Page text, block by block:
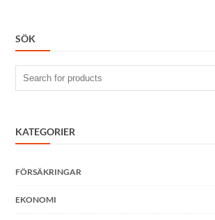
SÖK
Search
for:
KATEGORIER
FÖRSÄKRINGAR
EKONOMI